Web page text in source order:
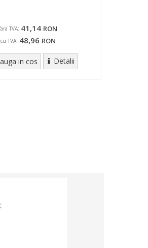
TVA: 41,14 RON
cu TVA: 48,96 RON
in cos Detalii